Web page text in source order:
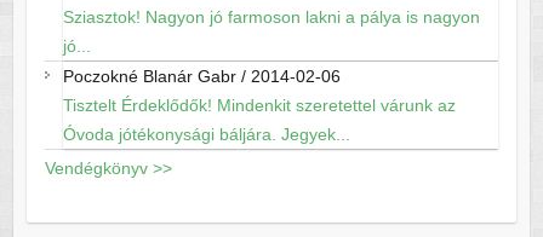
Sziasztok! Nagyon jó farmoson lakni a pálya is nagyon
jó...
Poczokné Blanár Gabr/ 2014-02-06
Tisztelt Érdeklődők! Mindenkit szeretettel várunk az
Óvoda jótékonysági báljára. Jegyek...
Vendégkönyv >>